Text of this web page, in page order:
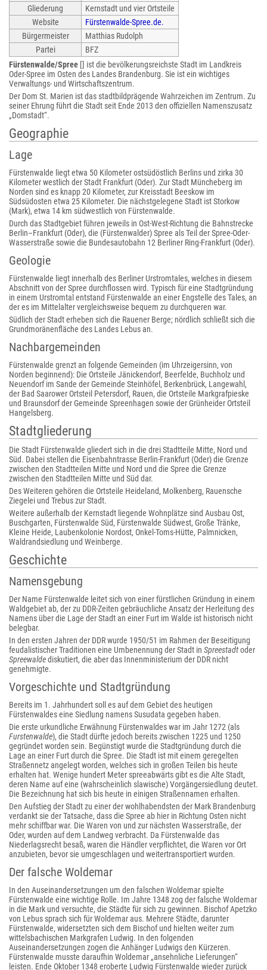
Gliederung
Kernstadt und vier Ortsteile
Website
Fürstenwalde-Spree.de.
Bürgermeister
Matthias Rudolph
Partei
BFZ
Fürstenwalde/Spree [] ist die bevölkerungsreichste Stadt im Landkreis
Oder-Spree im Osten des Landes Brandenburg. Sie ist ein wichtiges
Verwaltungs- und Wirtschaftszentrum.
Der Dom St. Marien ist das stadtbildprägende Wahrzeichen im Zentrum. Zu
seiner Ehrung führt die Stadt seit Ende 2013 den offiziellen Namenszusatz
„Domstadt“.
Geographie
Lage
Fürstenwalde liegt etwa 50 Kilometer ostsüdöstlich Berlins und zirka 30
Kilometer westlich der Stadt Frankfurt (Oder). Zur Stadt Müncheberg im
Norden sind es knapp 20 Kilometer, zur Kreisstadt Beeskow im
Südsüdosten etwa 25 Kilometer. Die nächstgelegene Stadt ist Storkow
(Mark), etwa 14 km südwestlich von Fürstenwalde.
Durch das Stadtgebiet führen jeweils in Ost-West-Richtung die Bahnstrecke
Berlin–Frankfurt (Oder), die (Fürstenwalder) Spree als Teil der Spree-Oder-
Wasserstraße sowie die Bundesautobahn 12 Berliner Ring-Frankfurt (Oder).
Geologie
Fürstenwalde liegt innerhalb des Berliner Urstromtales, welches in diesem
Abschnitt von der Spree durchflossen wird. Typisch für eine Stadtgründung
in einem Urstromtal entstand Fürstenwalde an einer Engstelle des Tales, an
der es im Mittelalter vergleichsweise bequem zu durchqueren war.
Südlich der Stadt erheben sich die Rauener Berge; nördlich schließt sich die
Grundmoränenfläche des Landes Lebus an.
Nachbargemeinden
Fürstenwalde grenzt an folgende Gemeinden (im Uhrzeigersinn, von
Norden beginnend): Die Ortsteile Jänickendorf, Beerfelde, Buchholz und
Neuendorf im Sande der Gemeinde Steinhöfel, Berkenbrück, Langewahl,
der Bad Saarower Ortsteil Petersdorf, Rauen, die Ortsteile Markgrafpieske
und Braunsdorf der Gemeinde Spreenhagen sowie der Grünheider Ortsteil
Hangelsberg.
Stadtgliederung
Die Stadt Fürstenwalde gliedert sich in die drei Stadtteile Mitte, Nord und
Süd. Dabei stellen die Eisenbahntrasse Berlin-Frankfurt (Oder) die Grenze
zwischen den Stadtteilen Mitte und Nord und die Spree die Grenze
zwischen den Stadtteilen Mitte und Süd dar.
Des Weiteren gehören die Ortsteile Heideland, Molkenberg, Rauensche
Ziegelei und Trebus zur Stadt.
Weitere außerhalb der Kernstadt liegende Wohnplätze sind Ausbau Ost,
Buschgarten, Fürstenwalde Süd, Fürstenwalde Südwest, Große Tränke,
Kleine Heide, Laubenkolonie Nordost, Onkel-Toms-Hütte, Palmnicken,
Waldrandsiedlung und Weinberge.
Geschichte
Namensgebung
Der Name Fürstenwalde leitet sich von einer fürstlichen Gründung in einem
Waldgebiet ab, der zu DDR-Zeiten gebräuchliche Ansatz der Herleitung des
Namens über die Lage der Stadt an einer Furt im Walde ist historisch nicht
belegbar.
In den ersten Jahren der DDR wurde 1950/51 im Rahmen der Beseitigung
feudalistischer Traditionen eine Umbenennung der Stadt in Spreestadtoder
Spreewaldediskutiert, die aber das Innenministerium der DDR nicht
genehmigte.
Vorgeschichte und Stadtgründung
Bereits im 1. Jahrhundert soll es auf dem Gebiet des heutigen
Fürstenwaldes eine Siedlung namens Susudata gegeben haben.
Die erste urkundliche Erwähnung Fürstenwaldes war im Jahr 1272 (als
Furstenwalde), die Stadt dürfte jedoch bereits zwischen 1225 und 1250
gegründet worden sein. Begünstigt wurde die Stadtgründung durch die
Lage an einer Furt durch die Spree. Die Stadt ist mit einem geregelten
Straßennetz angelegt worden, welches sich in großen Teilen bis heute
erhalten hat. Wenige hundert Meter spreeabwärts gibt es die Alte Stadt,
deren Name auf eine (wahrscheinlich slawische) Vorgängersiedlung deutet.
Die Bezeichnung hat sich bis heute in einigen Straßennamen erhalten.
Den Aufstieg der Stadt zu einer der wohlhabendsten der Mark Brandenburg
verdankt sie der Tatsache, dass die Spree ab hier in Richtung Osten nicht
mehr schiffbar war. Die Waren von und zur nächsten Wasserstraße, der
Oder, wurden auf dem Landweg verbracht. Da Fürstenwalde das
Niederlagsrecht besaß, waren die Händler verpflichtet, die Waren vor Ort
anzubieten, bevor sie umgeschlagen und weitertransportiert wurden.
Der falsche Woldemar
In den Auseinandersetzungen um den falschen Woldemar spielte
Fürstenwalde eine wichtige Rolle. Im Jahre 1348 zog der falsche Woldemar
in die Mark und versuchte, die Städte für sich zu gewinnen. Bischof Apetzko
von Lebus sprach sich für Woldemar aus. Mehrere Städte, darunter
Fürstenwalde, widersetzten sich dem Bischof und hielten weiter zum
wittelsbachischen Markgrafen Ludwig. In den folgenden
Auseinandersetzungen zogen die Anhänger Ludwigs den Kürzeren.
Fürstenwalde musste daraufhin Woldemar „ansehnliche Lieferungen“
leisten. Ende Oktober 1348 eroberte Ludwig Fürstenwalde wieder zurück